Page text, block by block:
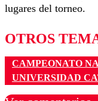
lugares del torneo.
OTROS
CAMPEONATO
UNIVERSIDAD